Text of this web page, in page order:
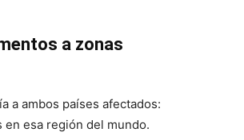
a zonas
a ambos países afectados:
en esa región del mundo.